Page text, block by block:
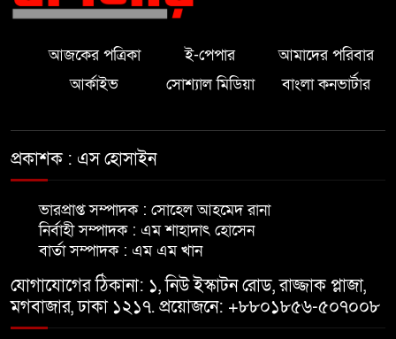
উদ্বোধন অনুষ্ঠিত।
অভিযোগ
প্রচার-প্রচারণা বৃদ্ধির লক্ষে মতবিনিময়
আপনারা বাংলাদেশের পতাকাবাহী
একএকজন এম্বাসেডর মাদারীপুরে-
নৌপ্রতিমন্ত্রী
আজকের পত্রিকা ই-পেপার
আমাদের পরিবার
আর্কাইভ
সোশ্যাল মিডিয়া বাংলা কনভার্টার
প্রকাশক : এস হোসাইন
ভারপ্রাপ্ত সম্পাদক : সোহেল আহমেদ রানা
নির্বাহী সম্পাদক : এম শাহাদাৎ হোসেন
বার্তা সম্পাদক : এম এম খান
যোগাযোগের ঠিকানা: ১, নিউ ইস্কাটন রোড, রাজ্জাক প্লাজা,
মগবাজার, ঢাকা ১২১৭. প্রয়োজনে: +৮৮০১৮৫৬-৫০৭০০৮